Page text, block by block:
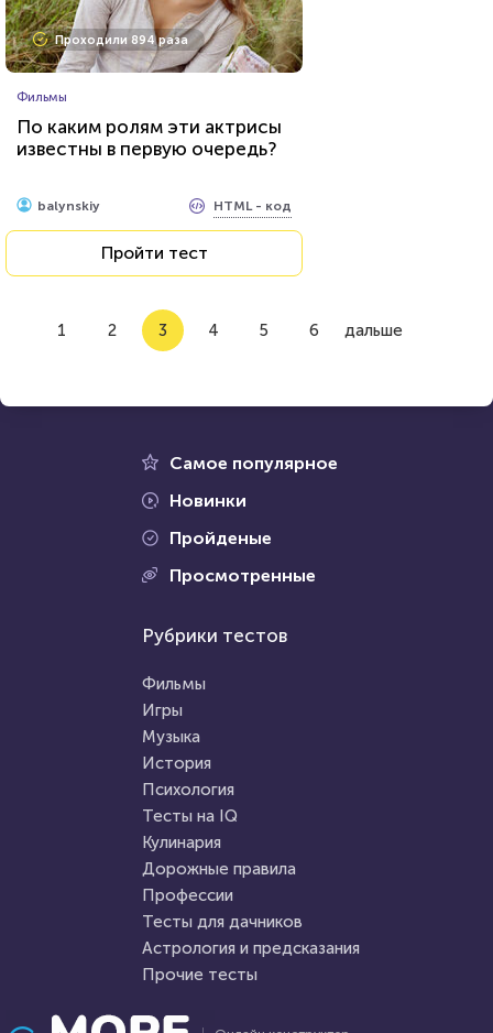
Проходили 894 раза
Фильмы
По каким ролям эти актрисы
известны в первую очередь?
balynskiy HTML - код
Пройти тест
1 2 3 4 5 6 дальше
Рубрики тестов
Фильмы
Игры
Музыка
История
Психология
Тесты на IQ
Кулинария
Дорожные правила
Профессии
Тесты для дачников
Астрология и предсказания
Прочие тесты
Самое популярное
Новинки
Пройденые
Просмотренные